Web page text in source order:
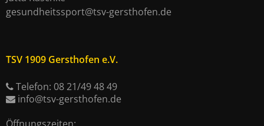
gesundheitssport@tsv-gersthofen.de
TSV 1909 Gersthofen e.V.
Telefon: 08 21/49 48 49
info@tsv-gersthofen.de